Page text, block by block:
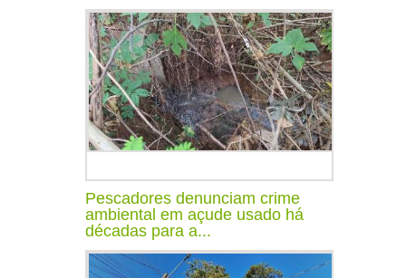
Pescadores denunciam crime
ambiental em açude usado há
décadas para a...